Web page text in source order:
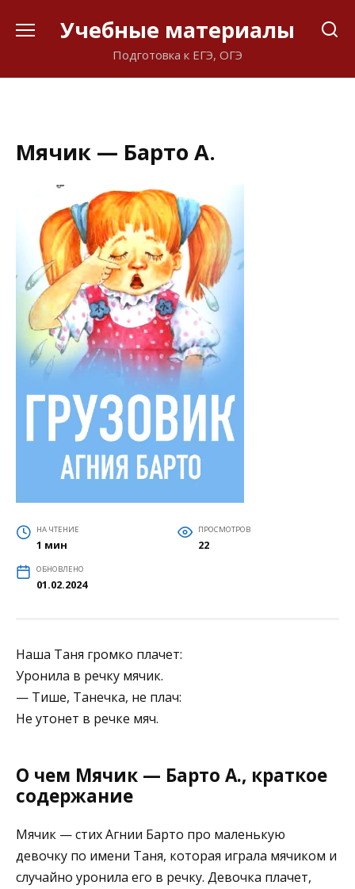
Учебные материалы
Подготовка к ЕГЭ, ОГЭ
Мячик — Барто А.
НА ЧТЕНИЕ
1 мин
ПРОСМОТРОВ
22
ОБНОВЛЕНО
01.02.2024
Наша Таня громко плачет:
Уронила в речку мячик.
— Тише, Танечка, не плач:
Не утонет в речке мяч.
О чем Мячик — Барто А., краткое
содержание
Мячик — стих Агнии Барто про маленькую
девочку по имени Таня, которая играла мячиком и
случайно уронила его в речку. Девочка плачет,